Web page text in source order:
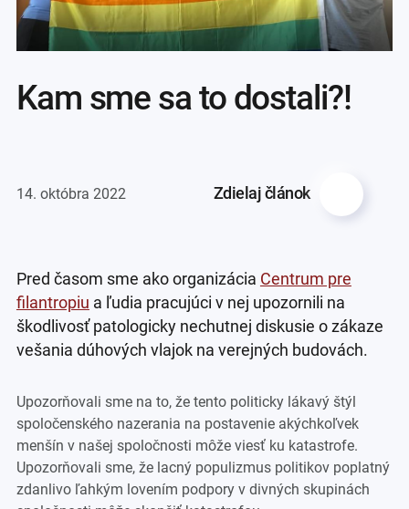
14. októbra 2022 Zdielaj článok
Kam sme sa to dostali?!
Pred časom sme ako organizácia Centrum pre
filantropiu a ľudia pracujúci v nej upozornili na
škodlivosť patologicky nechutnej diskusie o zákaze
vešania dúhových vlajok na verejných budovách.
Upozorňovali sme na to, že tento politicky lákavý štýl
spoločenského nazerania na postavenie akýchkoľvek
menšín v našej spoločnosti môže viesť ku katastrofe.
Upozorňovali sme, že lacný populizmus politikov poplatný
zdanlivo ľahkým lovením podpory v divných skupinách